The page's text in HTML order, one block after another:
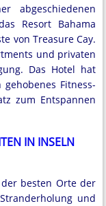
abgeschiedenen
Resort Bahama
von Treasure Cay.
und privaten
Das Hotel hat
Fitness-
zum Entspannen
IN INSELN
besten Orte der
und